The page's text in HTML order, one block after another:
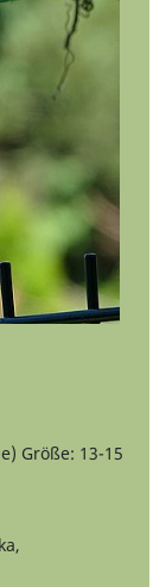
Größe: 13-15